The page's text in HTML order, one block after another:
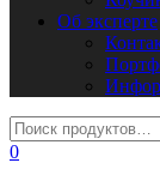
Об эксперте
0